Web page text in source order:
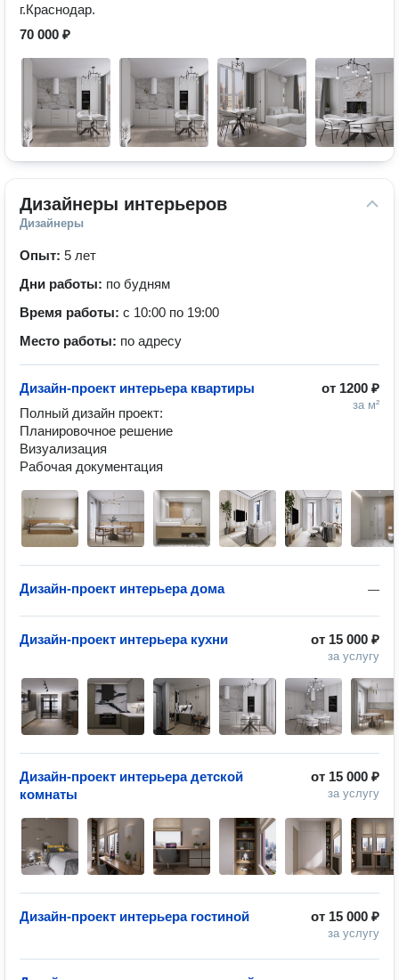
г.Краснодар.
70 000 ₽
Дизайнеры интерьеров
Дизайнеры
Опыт: 5 лет
Дни работы: по будням
Время работы: с 10:00 по 19:00
Место работы: по адресу
от 1200 ₽
за м²
Дизайн-проект интерьера квартиры
Полный дизайн проект:
Планировочное решение
Визуализация
Рабочая документация
—
Дизайн-проект интерьера дома
от 15 000 ₽
за услугу
Дизайн-проект интерьера кухни
от 15 000 ₽
за услугу
Дизайн-проект интерьера детской
комнаты
от 15 000 ₽
за услугу
Дизайн-проект интерьера гостиной